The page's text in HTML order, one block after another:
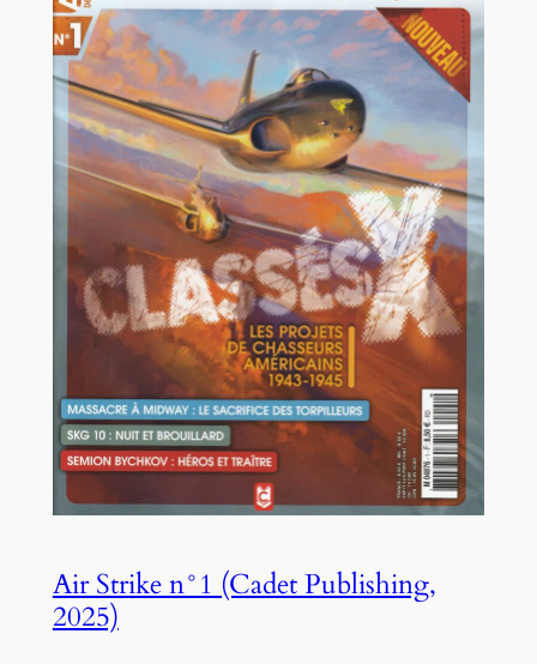
Air Strike n°1 (Cadet Publishing,
2025)